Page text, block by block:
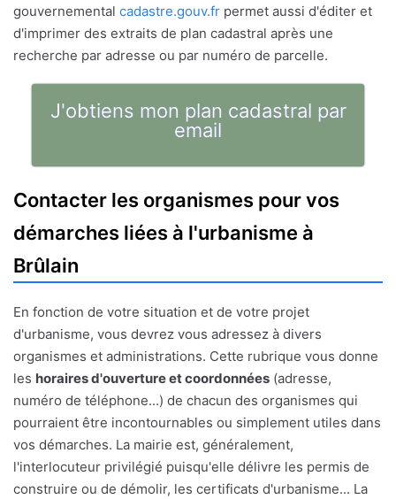
gouvernemental cadastre.gouv.fr permet aussi d'éditer et
d'imprimer des extraits de plan cadastral après une
recherche par adresse ou par numéro de parcelle.
J'obtiens mon plan cadastral par
email
Contacter les organismes pour vos
démarches liées à l'urbanisme à
Brûlain
En fonction de votre situation et de votre projet
d'urbanisme, vous devrez vous adressez à divers
organismes et administrations. Cette rubrique vous donne
les horaires d'ouverture et coordonnées (adresse,
numéro de téléphone...) de chacun des organismes qui
pourraient être incontournables ou simplement utiles dans
vos démarches. La mairie est, généralement,
l'interlocuteur privilégié puisqu'elle délivre les permis de
construire ou de démolir, les certificats d'urbanisme... La